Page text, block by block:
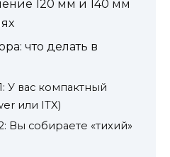
120 мм и 140 мм
что делать в
У вас компактный
или ITX)
Вы собираете «тихий»